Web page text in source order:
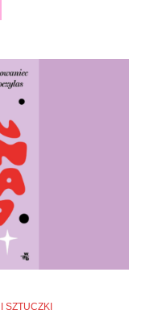
SZTUCZKI